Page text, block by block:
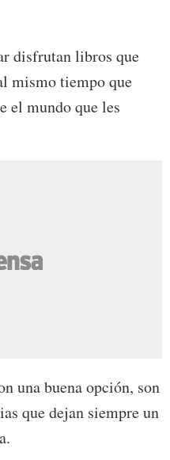
disfrutan libros que
mismo tiempo que
el mundo que les
una buena opción, son
que dejan siempre un